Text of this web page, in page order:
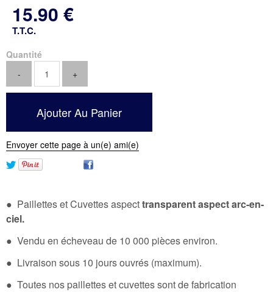
15.90 €
T.T.C.
Quantité
Envoyer cette page à un(e) ami(e)
● Paillettes et Cuvettes aspecttransparent aspect arc-en-
ciel.
● Vendu en écheveau de 10 000 pièces environ.
● Livraison sous 10 jours ouvrés (maximum).
● Toutes nos paillettes et cuvettes sont de fabrication